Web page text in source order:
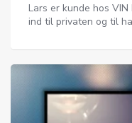
Lars er kunde hos VIN
ind til privaten og til